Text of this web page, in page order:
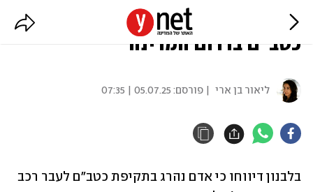
דיווחים בלבנון: הרוג בתקיפת
כטב"ם בדרום המדינה
ליאור בן ארי | פורסם: 05.07.25 | 07:35